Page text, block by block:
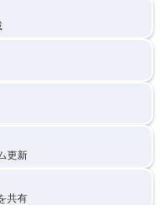
更新
共有